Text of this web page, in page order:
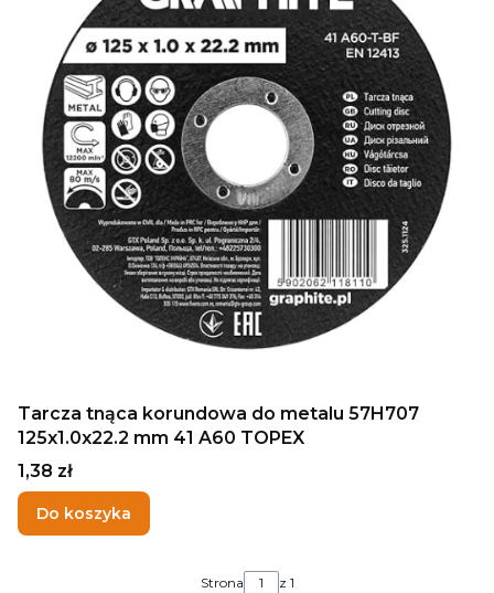
Tarcza tnąca korundowa do metalu 57H707
125x1.0x22.2 mm 41 A60 TOPEX
Cena
1,38 zł
Do koszyka
Strona z 1